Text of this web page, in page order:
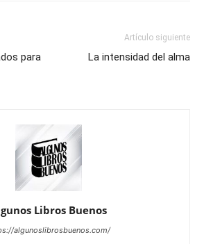
para
Artículo siguiente
La intensidad del alma
Libros Buenos
algunoslibrosbuenos.com/